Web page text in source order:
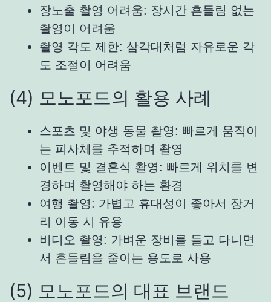
장노출 촬영 어려움: 장시간 흔들림 없는
촬영이 어려움
촬영 각도 제한: 삼각대처럼 자유로운 각
도 조절이 어려움
(4) 모노포드의 활용 사례
스포츠 및 야생 동물 촬영: 빠르게 움직이
는 피사체를 추적하며 촬영
이벤트 및 결혼식 촬영: 빠르게 위치를 변
경하며 촬영해야 하는 환경
여행 촬영: 가볍고 휴대성이 좋아서 장거
리 이동 시 유용
비디오 촬영: 가벼운 장비를 들고 다니면
서 흔들림을 줄이는 용도로 사용
(5) 모노포드의 대표 브랜드